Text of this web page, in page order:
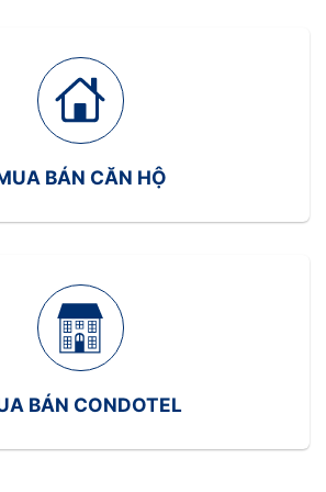
dự án phụ thuộc rất lớn vào
của chủ đầu tư .
án bất động sản
đóng vai trò quan trọng trong
hợp pháp và bảo vệ quyền lợi
được rủi ro pháp lý mà còn tăng
nhà đầu tư và khách hàng .
quyền sử dụng đất
BÁN CĂN HỘ
BÁN CONDOTEL